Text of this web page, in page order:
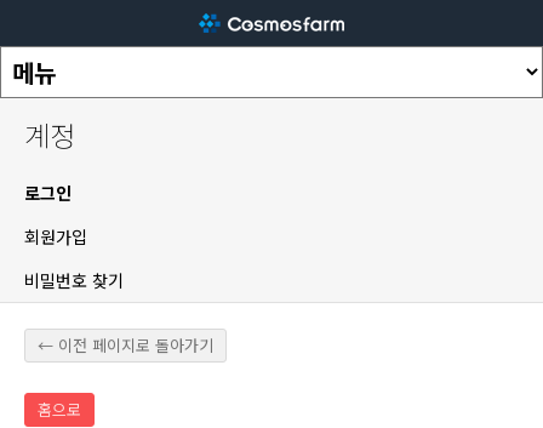
계정
로그인
회원가입
비밀번호 찾기
← 이전 페이지로 돌아가기
홈으로